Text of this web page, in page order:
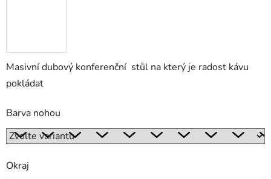
Masivní dubový konferenční stůl na který je radost kávu
pokládat
Barva nohou
Okraj